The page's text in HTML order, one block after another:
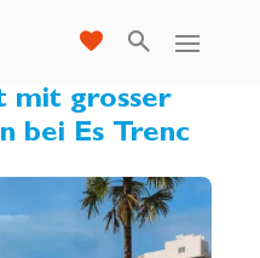
mit grosser
bei Es Trenc